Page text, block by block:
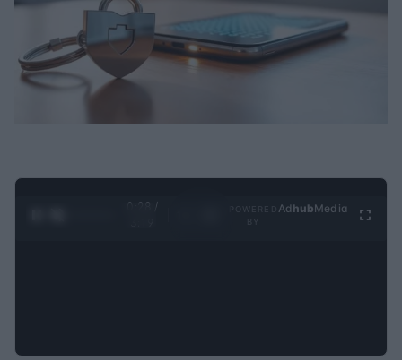
0:29 /
Ad hubMedia